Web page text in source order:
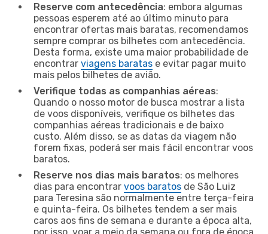
Reserve com antecedência: embora algumas
pessoas esperem até ao último minuto para
encontrar ofertas mais baratas, recomendamos
sempre comprar os bilhetes com antecedência.
Desta forma, existe uma maior probabilidade de
encontrar viagens baratas e evitar pagar muito
mais pelos bilhetes de avião.
Verifique todas as companhias aéreas:
Quando o nosso motor de busca mostrar a lista
de voos disponíveis, verifique os bilhetes das
companhias aéreas tradicionais e de baixo
custo. Além disso, se as datas da viagem não
forem fixas, poderá ser mais fácil encontrar voos
baratos.
Reserve nos dias mais baratos: os melhores
dias para encontrar voos baratos de São Luiz
para Teresina são normalmente entre terça-feira
e quinta-feira. Os bilhetes tendem a ser mais
caros aos fins de semana e durante a época alta,